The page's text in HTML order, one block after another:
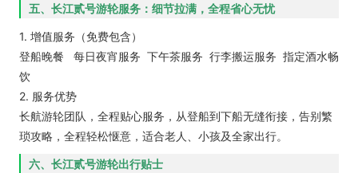
五、长江贰号游轮服务：细节拉满，全程省心无忧
1. 增值服务（免费包含）
登船晚餐 每日夜宵服务 下午茶服务 行李搬运服务 指定酒水畅
饮
2. 服务优势
长航游轮团队，全程贴心服务，从登船到下船无缝衔接，告别繁
琐攻略，全程轻松惬意，适合老人、小孩及全家出行。
六、长江贰号游轮出行贴士